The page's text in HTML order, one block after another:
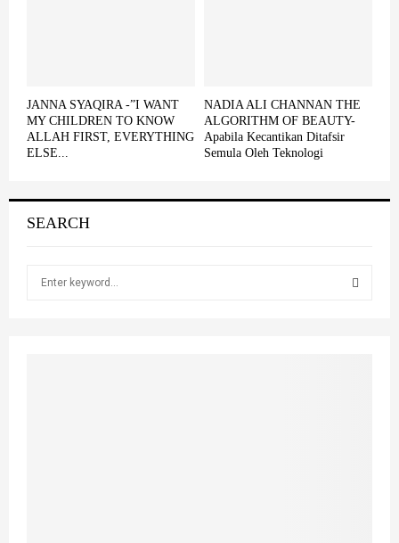
JANNA SYAQIRA -”I WANT
MY CHILDREN TO KNOW
ALLAH FIRST, EVERYTHING
ELSE...
NADIA ALI CHANNAN THE
ALGORITHM OF BEAUTY-
Apabila Kecantikan Ditafsir
Semula Oleh Teknologi
SEARCH